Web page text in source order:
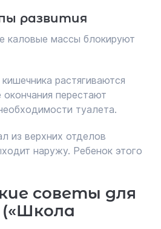
развития
каловые массы блокируют
растягиваются
перестают
туалета.
из верхних отделов
наружу. Ребенок этого
советы для